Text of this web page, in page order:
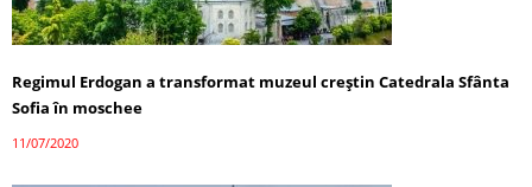
Regimul Erdogan a transformat muzeul creștin Catedrala Sfânta
Sofia în moschee
11/07/2020